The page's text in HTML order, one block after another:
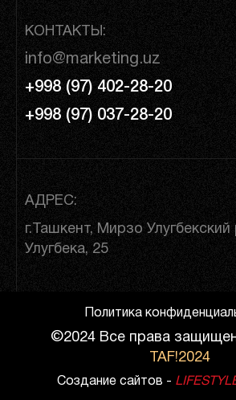
КОНТАКТЫ:
info@marketing.uz
+998 (97) 402-28-20
+998 (97) 037-28-20
АДРЕС:
г.Ташкент, Мирзо
Улугбека, 25
Политика
©2024 Все права
TAF!2024
Создание сайтов -